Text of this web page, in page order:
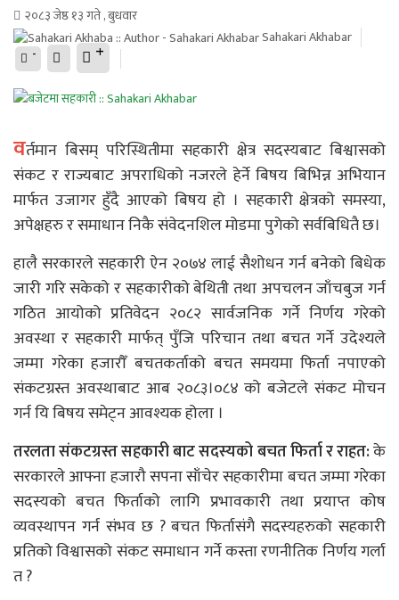
२०८३ जेष्ठ १३ गते , बुधवार
Sahakari Akhabar
- +
वर्तमान बिसम् परिस्थितीमा सहकारी क्षेत्र सदस्यबाट बिश्वासको
संकट र राज्यबाट अपराधिको नजरले हेर्ने बिषय बिभिन्न अभियान
मार्फत उजागर हुँदै आएको बिषय हो । सहकारी क्षेत्रको समस्या,
अपेक्षहरु र समाधान निकै संवेदनशिल मोडमा पुगेको सर्वबिधितै छ।
हालै सरकारले सहकारी ऐन २०७४ लाई सैशोधन गर्न बनेको बिधेक
जारी गरि सकेको र सहकारीको बेथिती तथा अपचलन जाँचबुज गर्न
गठित आयोको प्रतिवेदन २०८२ सार्वजनिक गर्ने निर्णय गरेको
अवस्था र सहकारी मार्फत् पुँजि परिचान तथा बचत गर्ने उदेश्यले
जम्मा गरेका हजारौँ बचतकर्ताको बचत समयमा फिर्ता नपाएको
संकटग्रस्त अवस्थाबाट आब २०८३।०८४ को बजेटले संकट मोचन
गर्न यि बिषय समेट्न आवश्यक होला ।
तरलता संकटग्रस्त सहकारी बाट सदस्यको बचत फिर्ता र राहत:के
सरकारले आफ्ना हजारौ सपना साँचेर सहकारीमा बचत जम्मा गरेका
सदस्यको बचत फिर्ताको लागि प्रभावकारी तथा प्रयाप्त कोष
व्यवस्थापन गर्न संभव छ ? बचत फिर्तासंगै सदस्यहरुको सहकारी
प्रतिको विश्वासको संकट समाधान गर्ने कस्ता रणनीतिक निर्णय गर्ला
त ?